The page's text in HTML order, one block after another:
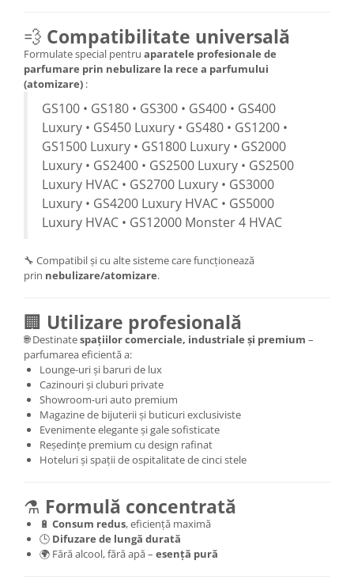
💨 Compatibilitate universală
Formulate special pentru aparatele profesionale de
parfumare prin nebulizare la rece a parfumului
(atomizare) :
GS100 • GS180 • GS300 • GS400 • GS400
Luxury • GS450 Luxury • GS480 • GS1200 •
GS1500 Luxury • GS1800 Luxury • GS2000
Luxury • GS2400 • GS2500 Luxury • GS2500
Luxury HVAC • GS2700 Luxury • GS3000
Luxury • GS4200 Luxury HVAC • GS5000
Luxury HVAC • GS12000 Monster 4 HVAC
🔧 Compatibil și cu alte sisteme care funcționează
prin nebulizare/atomizare.
🏢 Utilizare profesională
🌐 Destinatespațiilor comerciale, industriale și premium –
parfumarea eficientă a:
Lounge-uri și baruri de lux
Cazinouri și cluburi private
Showroom-uri auto premium
Magazine de bijuterii și buticuri exclusiviste
Evenimente elegante și gale sofisticate
Reședințe premium cu design rafinat
Hoteluri și spații de ospitalitate de cinci stele
⚗️ Formulă concentrată
🔋 Consum redus, eficiență maximă
🕒 Difuzare de lungă durată
🌍 Fără alcool, fără apă – esență pură